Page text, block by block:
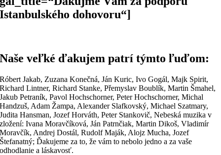
Istanbulského dohovoru“]
Naše veľké ďakujem patrí týmto ľuďom:
Róbert Jakab, Zuzana Konečná, Ján Kuric, Ivo Gogál, Majk Spirit,
Richard Lintner, Richard Stanke, Přemyslav Boublík, Martin Šmahel,
Jakub Petraník, Pavol Hochschorner, Peter Hochschorner, Michal
Handzuš, Adam Žampa, Alexander Slafkovský, Michael Szatmary,
Judita Hansman, Jozef Horváth, Peter Stankovič, Nebeská muzika v
zložení: Ivana Moravčíková, Ján Patrnčiak, Martin Dikoš, Vladimír
Moravčík, Andrej Dostál, Rudolf Maják, Alojz Mucha, Jozef
Štefanatný; Ďakujeme za to, že vám to nebolo jedno a za vaše
odhodlanie a láskavosť.